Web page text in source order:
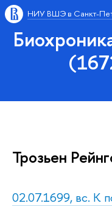
НИУ ВШЭ в Санкт-
Трозьен
02.07.1699, вс. К